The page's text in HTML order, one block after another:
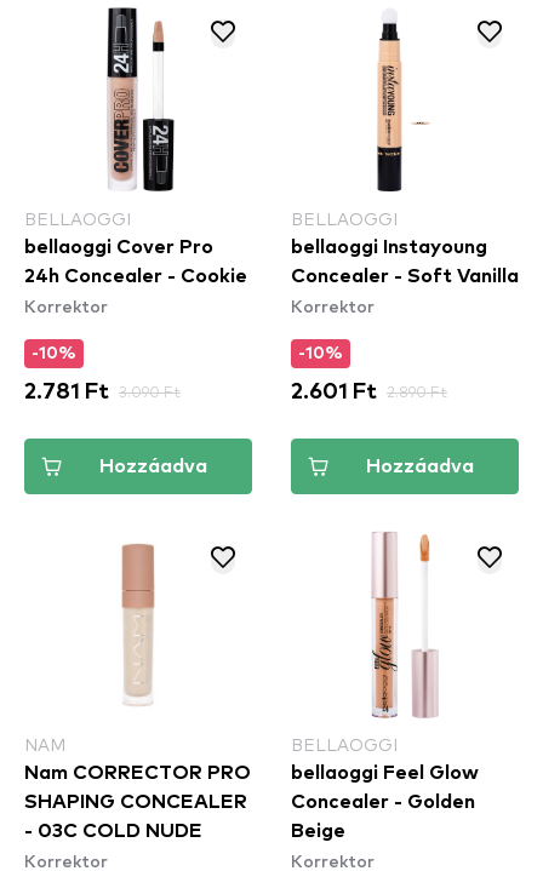
BELLAOGGI
bellaoggi Cover Pro
24h Concealer - Cookie
Korrektor
-10%
2.781 Ft 3.090 Ft
Hozzáadva
BELLAOGGI
bellaoggi Instayoung
Concealer - Soft Vanilla
Korrektor
-10%
2.601 Ft 2.890 Ft
Hozzáadva
NAM
Nam CORRECTOR PRO
SHAPING CONCEALER
- 03C COLD NUDE
Korrektor
BELLAOGGI
bellaoggi Feel Glow
Concealer - Golden
Beige
Korrektor